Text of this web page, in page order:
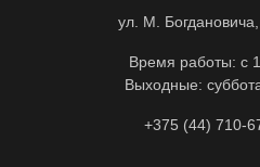
ул. М.
Время работы: с
Выходные:
+375 (44) 710-